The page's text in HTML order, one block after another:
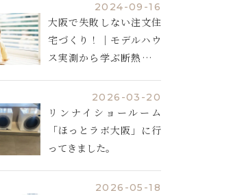
2024-09-16
大阪で失敗しない注文住
宅づくり！｜モデルハウ
ス実測から学ぶ断熱と空
2026-03-20
リンナイショールーム
「ほっとラボ大阪」に行
ってきました。
2026-05-18